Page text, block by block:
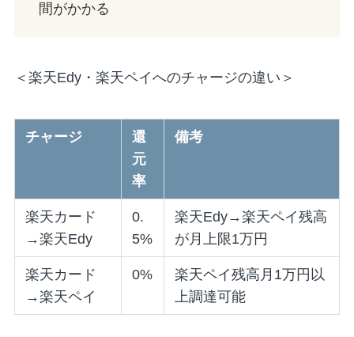
間がかかる
＜楽天Edy・楽天ペイへのチャージの違い＞
チャージ
還
元
率
備考
楽天カード
→楽天Edy
0.
5%
楽天Edy→楽天ペイ残高
が月上限1万円
楽天カード
→楽天ペイ
0%
楽天ペイ残高月1万円以
上調達可能